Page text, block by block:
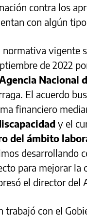
contra los
con algún
normativa vigente
de 2022
Agencia Nacional
El acuerdo
financiero
y el
del ámbito
desarrollando
para mejorar la
el director del
trabajó con el